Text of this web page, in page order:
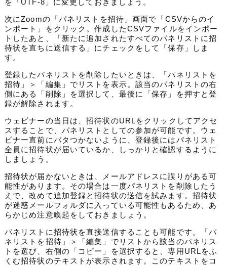
次にZoomの「パネリストを招待」画面で「CSVからのイ
ンポート」をクリック。作成したCSVファイルをインポー
トしたあと、「新たに追加されたすべてのパネリストに招
待状を直ちに送信する」にチェックをして「保存」しま
す。
登録したパネリストを削除したいときは、「パネリストを
招待」＞「編集」でリストを表示。該当のパネリストの右
側にある「削除」を選択して、最後に「保存」を押すと登
録が解除されます。
ウェビナーの当日は、招待状のURLをクリックしてアクセ
スすることで、パネリストとしての参加が可能です。ウェ
ビナー直前にバタつかないように、登録後にはパネリスト
全員に招待状が届いているか、しっかりと確認するように
しましょう。
招待状が届かないときは、メールアドレスに誤りがある可
能性があります。その場合は一度パネリストを削除したう
えで、改めて追加登録と招待状の送信を試みます。招待状
が迷惑メールフォルダに入っている可能性もあるため、あ
らかじめ注意喚起をしておきましょう。
パネリストに招待状を直接送信することも可能です。「パ
ネリストを招待」＞「編集」でリストから該当のパネリス
トを選び、右側の「コピー」を選択すると、専用URLをふ
くむ招待状のテキストが表示されます。このテキストをコ